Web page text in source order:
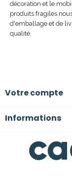
décoration et le
produits fragiles
d'emballage et de
qualité.
Votre compte
Informations